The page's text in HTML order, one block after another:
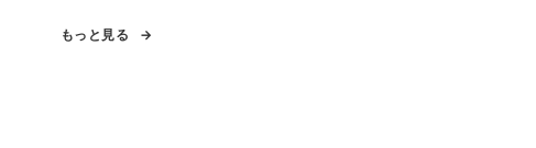
もっと見る